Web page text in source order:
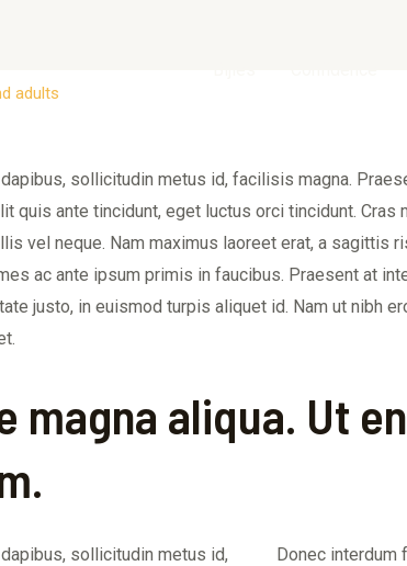
adults
sollicitudin metus id, facilisis magna.
quis ante tincidunt, eget luctus orci tincidunt.
vel neque. Nam maximus laoreet erat, a sagittis
ac ante ipsum primis in faucibus. Praesent at
justo, in euismod turpis aliquet id. Nam ut nibh
magna aliqua. Ut
sollicitudin metus id,
Donec